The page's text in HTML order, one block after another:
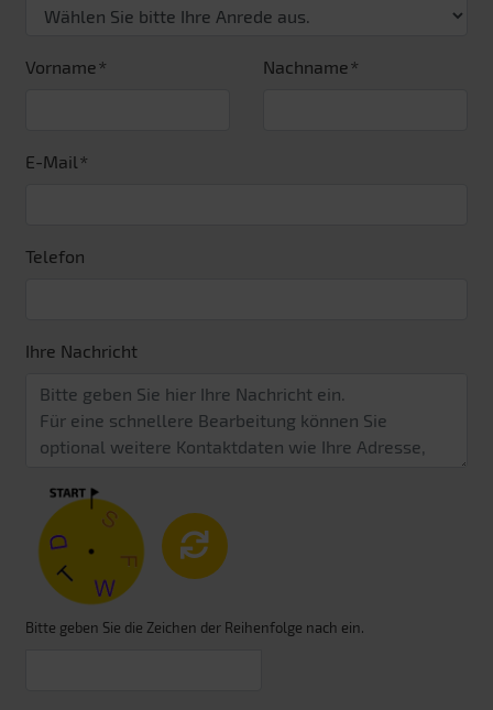
Vorname Nachname
E-Mail
Telefon
Ihre Nachricht
Bitte geben Sie die Zeichen der Reihenfolge nach ein.